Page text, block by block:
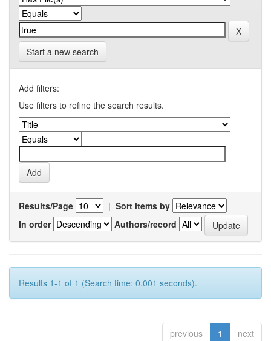
Start a new search
Add filters:
Use filters to refine the search results.
Results/Page | Sort items by
In order
Authors/record
Results 1-1 of 1 (Search time: 0.001 seconds).
previous 1 next